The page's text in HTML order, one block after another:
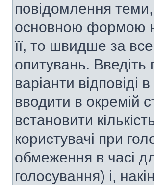
повідомлення
основною формою
її, то швидше за
опитувань.
варіанти відповіді
вводити в окремій
встановити
користувачі при
обмеження в часі
голосування) і,